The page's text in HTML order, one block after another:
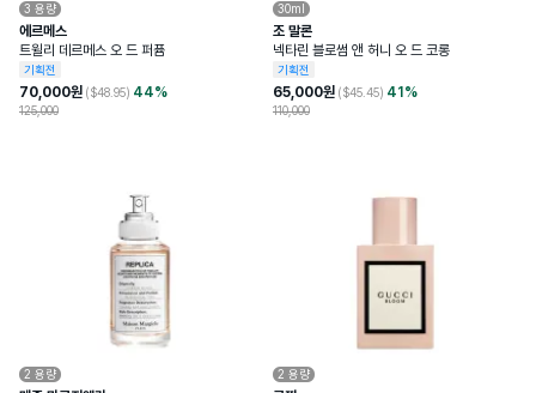
3 용량
에르메스
트윌리 데르메스 오 드 퍼퓸
기획전
70,000원 ($48.95) 44%
125,000
30ml
조 말론
넥타린 블로썸 앤 허니 오 드 코롱
기획전
65,000원 ($45.45) 41 %
110,000
2 용량 2 용량